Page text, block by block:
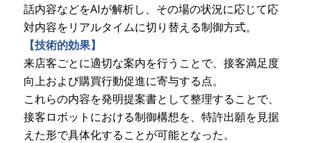
話内容などをAIが解析し、その場の状況に応じて応
対内容をリアルタイムに切り替える制御方式。
【技術的効果】
来店客ごとに適切な案内を行うことで、接客満足度
向上および購買行動促進に寄与する点。
これらの内容を発明提案書として整理することで、
接客ロボットにおける制御構想を、特許出願を見据
えた形で具体化することが可能となった。